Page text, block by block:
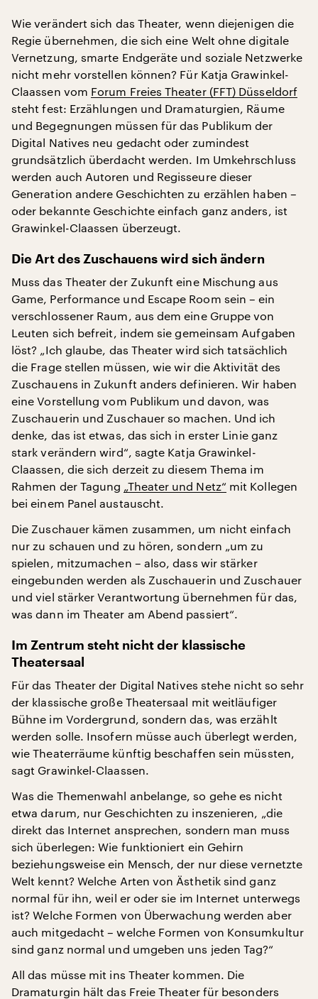
Wie verändert sich das Theater, wenn diejenigen die
Regie übernehmen, die sich eine Welt ohne digitale
Vernetzung, smarte Endgeräte und soziale Netzwerke
nicht mehr vorstellen können? Für Katja Grawinkel-
Claassen vom Forum Freies Theater (FFT) Düsseldorf
steht fest: Erzählungen und Dramaturgien, Räume
und Begegnungen müssen für das Publikum der
Digital Natives neu gedacht oder zumindest
grundsätzlich überdacht werden. Im Umkehrschluss
werden auch Autoren und Regisseure dieser
Generation andere Geschichten zu erzählen haben –
oder bekannte Geschichte einfach ganz anders, ist
Grawinkel-Claassen überzeugt.
Die Art des Zuschauens wird sich ändern
Muss das Theater der Zukunft eine Mischung aus
Game, Performance und Escape Room sein – ein
verschlossener Raum, aus dem eine Gruppe von
Leuten sich befreit, indem sie gemeinsam Aufgaben
löst? „Ich glaube, das Theater wird sich tatsächlich
die Frage stellen müssen, wie wir die Aktivität des
Zuschauens in Zukunft anders definieren. Wir haben
eine Vorstellung vom Publikum und davon, was
Zuschauerin und Zuschauer so machen. Und ich
denke, das ist etwas, das sich in erster Linie ganz
stark verändern wird“, sagte Katja Grawinkel-
Claassen, die sich derzeit zu diesem Thema im
Rahmen der Tagung „Theater und Netz“ mit Kollegen
bei einem Panel austauscht.
Die Zuschauer kämen zusammen, um nicht einfach
nur zu schauen und zu hören, sondern „um zu
spielen, mitzumachen – also, dass wir stärker
eingebunden werden als Zuschauerin und Zuschauer
und viel stärker Verantwortung übernehmen für das,
was dann im Theater am Abend passiert“.
Im Zentrum steht nicht der klassische
Theatersaal
Für das Theater der Digital Natives stehe nicht so sehr
der klassische große Theatersaal mit weitläufiger
Bühne im Vordergrund, sondern das, was erzählt
werden solle. Insofern müsse auch überlegt werden,
wie Theaterräume künftig beschaffen sein müssten,
sagt Grawinkel-Claassen.
Was die Themenwahl anbelange, so gehe es nicht
etwa darum, nur Geschichten zu inszenieren, „die
direkt das Internet ansprechen, sondern man muss
sich überlegen: Wie funktioniert ein Gehirn
beziehungsweise ein Mensch, der nur diese vernetzte
Welt kennt? Welche Arten von Ästhetik sind ganz
normal für ihn, weil er oder sie im Internet unterwegs
ist? Welche Formen von Überwachung werden aber
auch mitgedacht – welche Formen von Konsumkultur
sind ganz normal und umgeben uns jeden Tag?“
All das müsse mit ins Theater kommen. Die
Dramaturgin hält das Freie Theater für besonders